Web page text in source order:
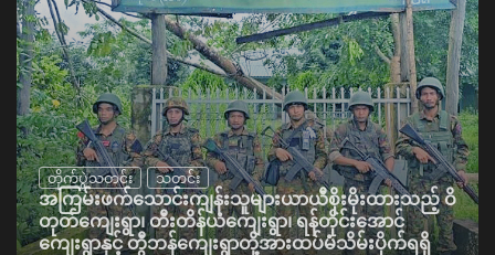
တိုက်ပွဲသတင်း သတင်း
အကြမ်းဖက်သောင်းကျန်းသူများယာယီစိုးမိုးထားသည့် ဝိ
တုတ်ကျေးရွာ၊ တီးတိန်ယံကျေးရွာ၊ ရန်တိုင်းအောင်
ကျေးရွာနှင့် တွီဘန်ကျေးရွာတို့အားထပ်မံသိမ်းပိုက်ရရှိ